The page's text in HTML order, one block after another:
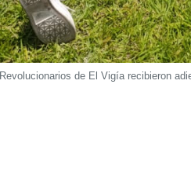
Revolucionarios de El Vigía recibieron